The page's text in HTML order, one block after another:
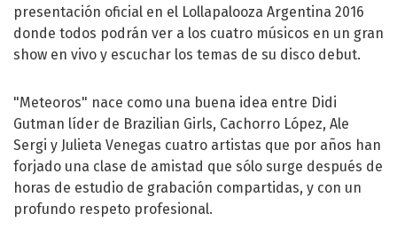
presentación oficial en el Lollapalooza Argentina 2016
donde todos podrán ver a los cuatro músicos en un gran
show en vivo y escuchar los temas de su disco debut.
"Meteoros" nace como una buena idea entre Didi
Gutman líder de Brazilian Girls, Cachorro López, Ale
Sergi y Julieta Venegas cuatro artistas que por años han
forjado una clase de amistad que sólo surge después de
horas de estudio de grabación compartidas, y con un
profundo respeto profesional.